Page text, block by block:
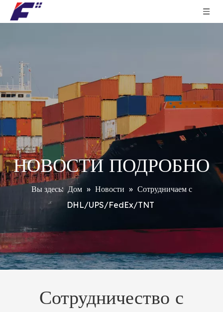
НОВОСТИ ПОДРОБНО
Вы здесь: Дом » Новости » Сотрудничаем с
DHL/UPS/FedEx/TNT
Сотрудничество с